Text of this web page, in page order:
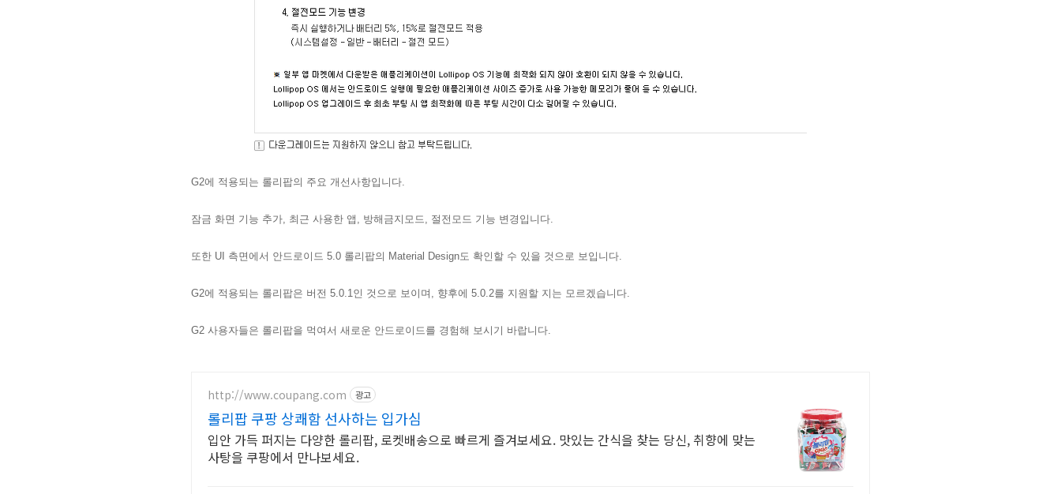
G2에 적용되는 롤리팝의 주요 개선사항입니다.
잠금 화면 기능 추가, 최근 사용한 앱, 방해금지모드, 절전모드 기능 변경입니다.
또한 UI 측면에서 안드로이드 5.0 롤리팝의 Material Design도 확인할 수 있을 것으로 보입니다.
G2에 적용되는 롤리팝은 버전 5.0.1인 것으로 보이며, 향후에 5.0.2를 지원할 지는 모르겠습니다.
G2 사용자들은 롤리팝을 먹여서 새로운 안드로이드를 경험해 보시기 바랍니다.
http://www.coupang.com 광고
롤리팝 쿠팡 상쾌함 선사하는 입가심
입안 가득 퍼지는 다양한 롤리팝, 로켓배송으로 빠르게 즐겨보세요. 맛있는 간식을 찾는 당신, 취향에 맞는
사탕을 쿠팡에서 만나보세요.